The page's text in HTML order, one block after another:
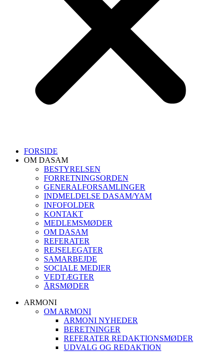
FORSIDE
OM DASAM
BESTYRELSEN
FORRETNINGSORDEN
GENERALFORSAMLINGER
INDMELDELSE DASAM/YAM
INFOFOLDER
KONTAKT
MEDLEMSMØDER
OM DASAM
REFERATER
REJSELEGATER
SAMARBEJDE
SOCIALE MEDIER
VEDTÆGTER
ÅRSMØDER
ARMONI
OM ARMONI
ARMONI NYHEDER
BERETNINGER
REFERATER REDAKTIONSMØDER
UDVALG OG REDAKTION